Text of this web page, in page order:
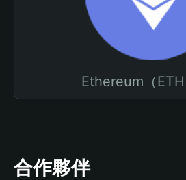
Ethereum（
合作夥伴